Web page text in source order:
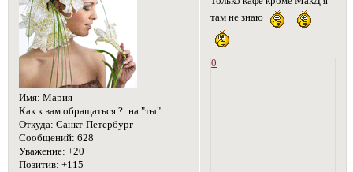
Имя: Мария
Как к вам обращаться ?: на "ты"
Откуда: Санкт-Петербург
Сообщений: 628
Уважение: +20
Позитив: +115
там не знаю
0